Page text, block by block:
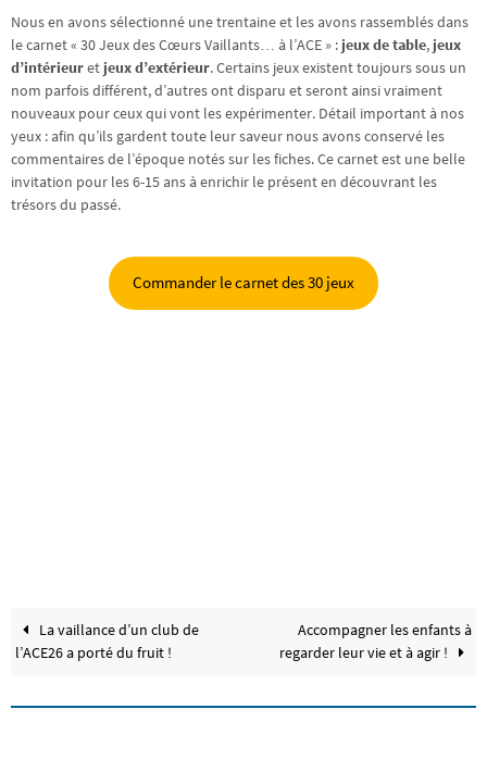
Nous en avons sélectionné une trentaine et les avons rassemblés dans
le carnet « 30 Jeux des Cœurs Vaillants… à l’ACE » : jeux de table, jeux
d’intérieuret jeux d’extérieur. Certains jeux existent toujours sous un
nom parfois différent, d’autres ont disparu et seront ainsi vraiment
nouveaux pour ceux qui vont les expérimenter. Détail important à nos
yeux : afin qu’ils gardent toute leur saveur nous avons conservé les
commentaires de l’époque notés sur les fiches. Ce carnet est une belle
invitation pour les 6-15 ans à enrichir le présent en découvrant les
trésors du passé.
Commander le carnet des 30 jeux
La vaillance d’un club de
l’ACE26 a porté du fruit !
Accompagner les enfants à
regarder leur vie et à agir !